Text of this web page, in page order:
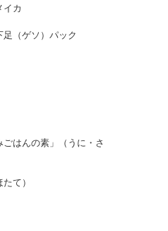
イカ
足（ゲソ）パック
ごはんの素」（うに・さ
て）